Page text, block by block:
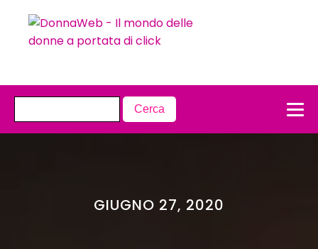
GIUGNO 27, 2020